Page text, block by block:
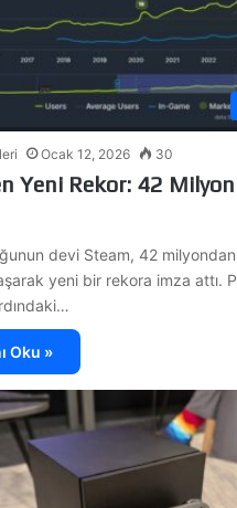
Ocak 12, 2026 30
Yeni Rekor: 42
devi Steam, 42
yeni bir rekora imza attı.
Oku »